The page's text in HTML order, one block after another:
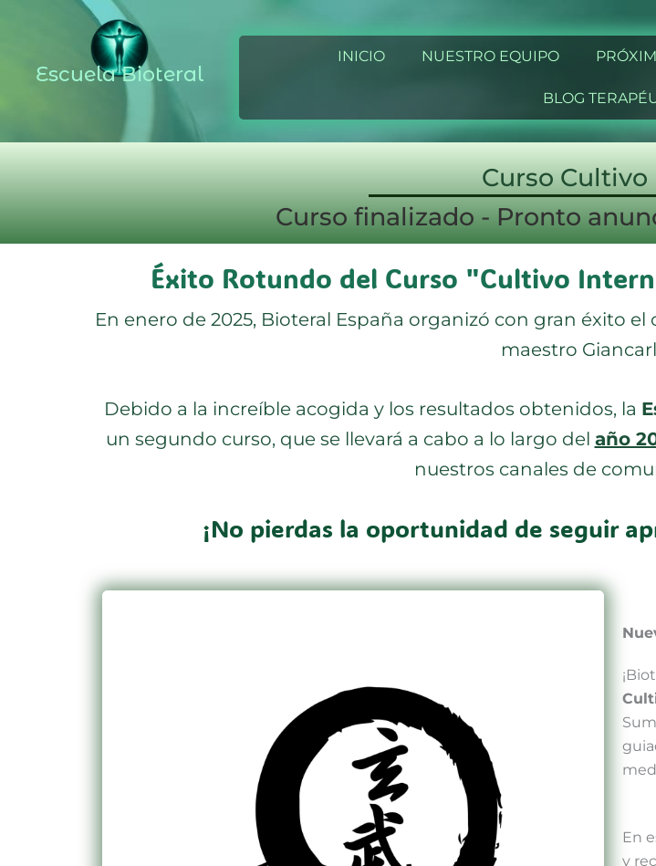
Escuela Bioteral
INICIO NUESTRO EQUIPO
BLOG
Curso
Curso finalizado - Pronto
Éxito Rotundo del Curso "Cultivo
En enero de 2025, Bioteral España organizó con gran éxito el
maestro
Debido a la increíble acogida y los resultados obtenidos, la
un segundo curso, que se llevará a cabo a lo largo del año
nuestros canales de
¡No pierdas la oportunidad de seguir
En
y